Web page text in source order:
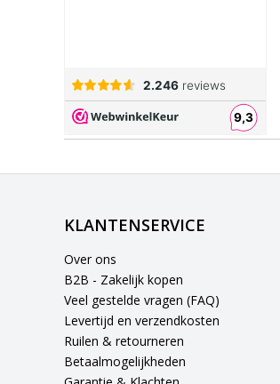
KLANTENSERVICE
Over ons
B2B - Zakelijk kopen
Veel gestelde vragen (FAQ)
Levertijd en verzendkosten
Ruilen & retourneren
Betaalmogelijkheden